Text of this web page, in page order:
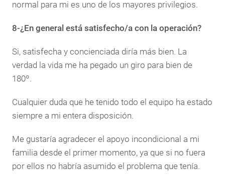
normal para mi es uno de los mayores privilegios.
8-¿En general está satisfecho/a con la operación?
Si, satisfecha y concienciada diría más bien. La
verdad la vida me ha pegado un giro para bien de
180º.
Cualquier duda que he tenido todo el equipo ha estado
siempre a mi entera disposición.
Me gustaría agradecer el apoyo incondicional a mi
familia desde el primer momento, ya que si no fuera
por ellos no habría asumido el problema que tenía.